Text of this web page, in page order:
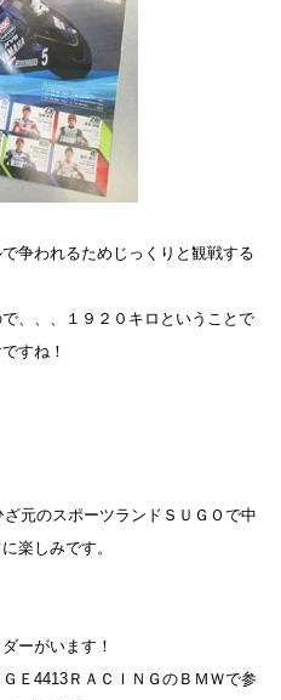
争われるためじっくりと観戦する
、、、１９２０キロということで
すね！
ざ元のスポーツランドＳＵＧＯで中
楽しみです。
ーがいます！
Ｅ4413ＲＡＣＩＮＧのＢＭＷで参